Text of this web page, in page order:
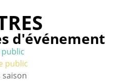
d'événement
public
saison